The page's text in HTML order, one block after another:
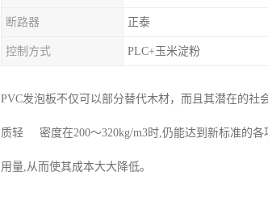
断路器 正泰
控制方式 PLC+玉米淀粉
PVC发泡板不仅可以部分替代木材，而且其潜在的社
质轻 密度在200～320kg/m3时,仍能达到新标准的各
用量,从而使其成本大大降低。